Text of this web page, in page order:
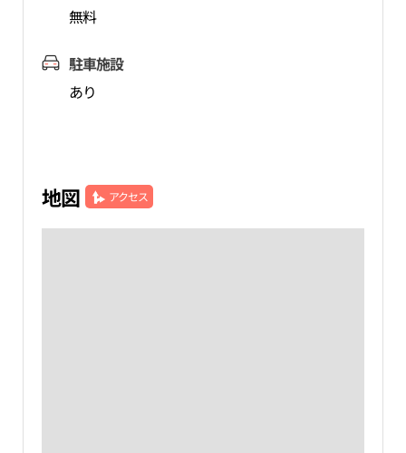
無料
駐車施設
あり
地図 アクセス